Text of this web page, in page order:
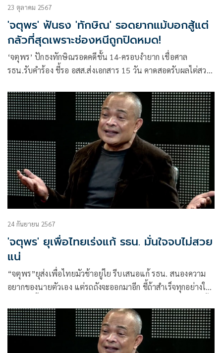
23 ตุลาคม 2567
'จตุพร' ฟันธง 'ทักษิณ' รอดยากแม้บอกสู้แต่
กลัวที่สุดเพราะช่องหนีถูกปิดหมด!
‘จตุพร’ ปักธงทักษิณรอดคดีชั้น 14-ครอบงำยาก เชื่อศาล
รธน.รับคำร้อง ชี้รอ อสส.ส่งเอกสาร 15 วัน คาดสอดรับผลไต่สวน
ประกอบคำวินิจฉัยที่ศาล อ่านพฤติกรรมปากบอกสู้แต่ใจยิ่งสั่น
กลัวที่สุด แม้คิดหนี แต่ทุกช่องทางถูกปิดสนิท
24 กันยายน 2567
'จตุพร' ยุเพื่อไทยเร่งแก้ รธน. มั่นใจจบไม่สวย
แน่
“จตุพร”ยุส่งเพื่อไทยมัวช้าอยู่ไย รีบเสนอแก้ รธน. สนองความ
อยากของนายตัวเอง แต่รถถังจะออกมาอีก ชี้ถ้าสำเร็จทุกอย่างใน
สงสัย พร้อมวัดหัวใจ ปชช.จะลุกขึ้นปกป้องสิ่งถูกต้องหรือไม่
เตือนเก็บเสื้อผ้าไว้รอเผ่นเลย ลั่นจบไม่สวย ระบุ“เสรี”เดินหน้า
เปิดข้อเท็จจริงชั้น 14 เชื่อ พ.ย. หรือก่อนสิ้นปีรู้ผลลัพธ์